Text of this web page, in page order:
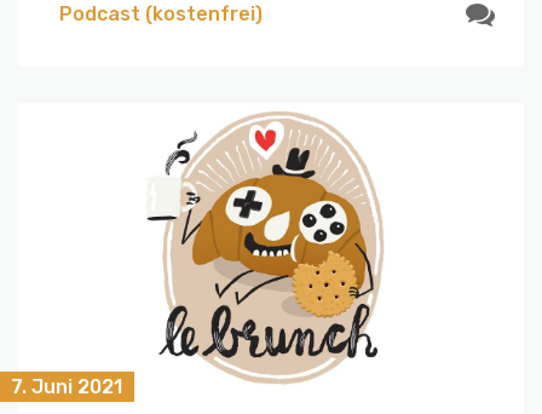
Podcast (kostenfrei)
7. Juni 2021